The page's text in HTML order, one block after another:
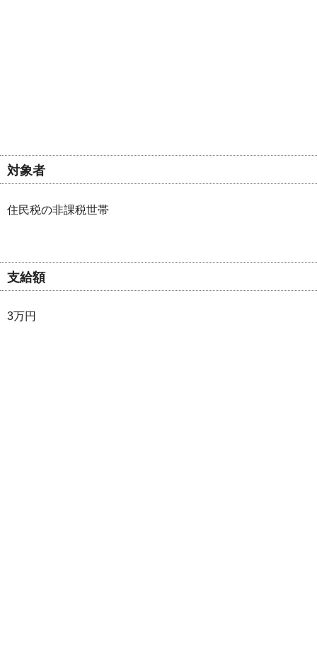
対象者
住民税の非課税世帯
支給額
3万円